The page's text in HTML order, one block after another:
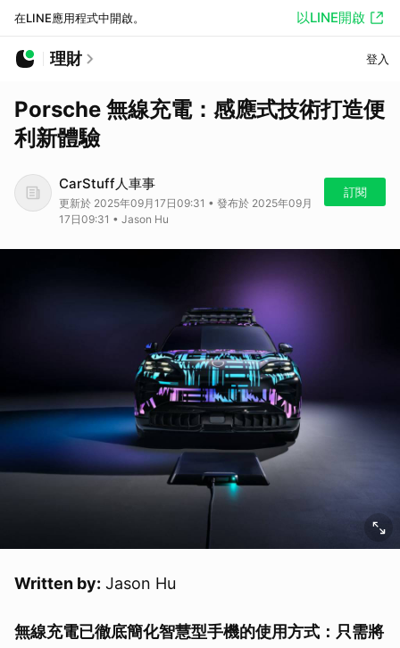
在LINE應用程式中開啟。 以LINE開啟
理財 登入
Porsche 無線充電：感應式技術打造便
利新體驗
CarStuff人車事
更新於 2025年09月17日09:31 • 發布於 2025年09月
17日09:31 • Jason Hu
訂閱
Written by: Jason Hu
無線充電已徹底簡化智慧型手機的使用方式：只需將